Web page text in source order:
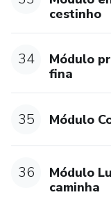
cestinho
34
Módulo
fina
35 Módulo
36
Módulo
caminha